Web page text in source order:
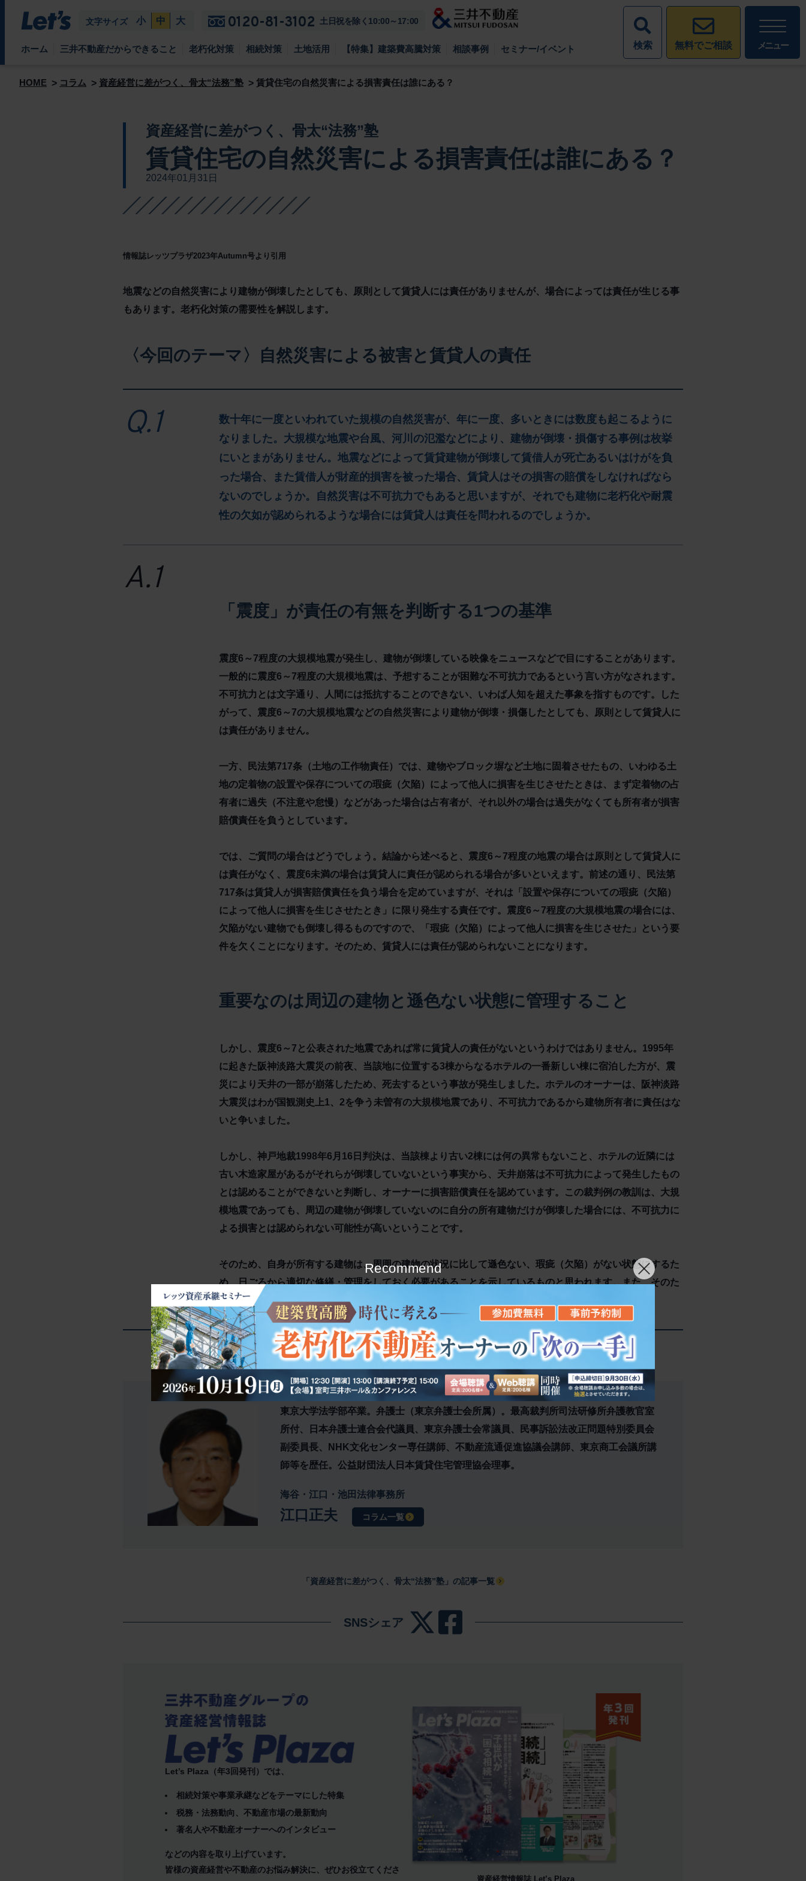
文字サイズ 小 中 大 0120-81-3102 土日祝を除く10:00～17:00
ホーム 三井不動産だからできること 老朽化対策 相続対策 土地活用 【特集】建築費高騰対策 相談事例 セミナー/イベント 検索 無料でご相談 メニュー
HOME コラム 資産経営に差がつく、骨太“法務”塾 賃貸住宅の自然災害による損害責任は誰にある？
資産経営に差がつく、骨太“法務”塾
賃貸住宅の自然災害による損害責任は誰にある？
2024年01月31日
情報誌レッツプラザ2023年Autumn号より引用
地震などの自然災害により建物が倒壊したとしても、原則として賃貸人には責任がありませんが、場合によっては責任が生じる事
もあります。老朽化対策の需要性を解説します。
〈今回のテーマ〉自然災害による被害と賃貸人の責任
数十年に一度といわれていた規模の自然災害が、年に一度、多いときには数度も起こるように
なりました。大規模な地震や台風、河川の氾濫などにより、建物が倒壊・損傷する事例は枚挙
にいとまがありません。地震などによって賃貸建物が倒壊して賃借人が死亡あるいはけがを負
った場合、また賃借人が財産的損害を被った場合、賃貸人はその損害の賠償をしなければなら
ないのでしょうか。自然災害は不可抗力でもあると思いますが、それでも建物に老朽化や耐震
性の欠如が認められるような場合には賃貸人は責任を問われるのでしょうか。
「震度」が責任の有無を判断する1つの基準
震度6～7程度の大規模地震が発生し、建物が倒壊している映像をニュースなどで目にすることがあります。
一般的に震度6～7程度の大規模地震は、予想することが困難な不可抗力であるという言い方がなされます。
不可抗力とは文字通り、人間には抵抗することのできない、いわば人知を超えた事象を指すものです。した
がって、震度6～7の大規模地震などの自然災害により建物が倒壊・損傷したとしても、原則として賃貸人に
は責任がありません。
一方、民法第717条（土地の工作物責任）では、建物やブロック塀など土地に固着させたもの、いわゆる土
地の定着物の設置や保存についての瑕疵（欠陥）によって他人に損害を生じさせたときは、まず定着物の占
有者に過失（不注意や怠慢）などがあった場合は占有者が、それ以外の場合は過失がなくても所有者が損害
賠償責任を負うとしています。
では、ご質問の場合はどうでしょう。結論から述べると、震度6～7程度の地震の場合は原則として賃貸人に
は責任がなく、震度6未満の場合は賃貸人に責任が認められる場合が多いといえます。前述の通り、民法第
717条は賃貸人が損害賠償責任を負う場合を定めていますが、それは「設置や保存についての瑕疵（欠陥）
によって他人に損害を生じさせたとき」に限り発生する責任です。震度6～7程度の大規模地震の場合には、
欠陥がない建物でも倒壊し得るものですので、「瑕疵（欠陥）によって他人に損害を生じさせた」という要
件を欠くことになります。そのため、賃貸人には責任が認められないことになります。
重要なのは周辺の建物と遜色ない状態に管理すること
しかし、震度6～7と公表された地震であれば常に賃貸人の責任がないというわけではありません。1995年
に起きた阪神淡路大震災の前夜、当該地に位置する3棟からなるホテルの一番新しい棟に宿泊した方が、震
災により天井の一部が崩落したため、死去するという事故が発生しました。ホテルのオーナーは、阪神淡路
大震災はわが国観測史上1、2を争う未曽有の大規模地震であり、不可抗力であるから建物所有者に責任はな
いと争いました。
しかし、神戸地裁1998年6月16日判決は、当該棟より古い2棟には何の異常もないこと、ホテルの近隣には
古い木造家屋があるがそれらが倒壊していないという事実から、天井崩落は不可抗力によって発生したもの
とは認めることができないと判断し、オーナーに損害賠償責任を認めています。この裁判例の教訓は、大規
模地震であっても、周辺の建物が倒壊していないのに自分の所有建物だけが倒壊した場合には、不可抗力に
よる損害とは認められない可能性が高いということです。
そのため、自身が所有する建物は、周囲の建物の状況に比して遜色ない、瑕疵（欠陥）がない状態にするた
め、日ごろから適切な修繕・管理をしておく必要があることを示しているものと思われます。また、そのた
めに必要な老朽化対策は時間がかかることを考慮し、早期の着手が大切であると考えられます。
東京大学法学部卒業。弁護士（東京弁護士会所属）。最高裁判所司法研修所弁護教官室
所付、日本弁護士連合会代議員、東京弁護士会常議員、民事訴訟法改正問題特別委員会
副委員長、NHK文化センター専任講師、不動産流通促進協議会講師、東京商工会議所講
師等を歴任。公益財団法人日本賃貸住宅管理協会理事。
海谷・江口・池田法律事務所
江口正夫 コラム一覧
「資産経営に差がつく、骨太“法務”塾」の記事一覧
SNSシェア
Let’s Plaza（年3回発刊）では、
相続対策や事業承継などをテーマにした特集
税務・法務動向、不動産市場の最新動向
著名人や不動産オーナーへのインタビュー
などの内容を取り上げています。
皆様の資産経営や不動産のお悩み解決に、ぜひお役立てくださ
資産経営情報誌 Let’s Plaza
Recommend